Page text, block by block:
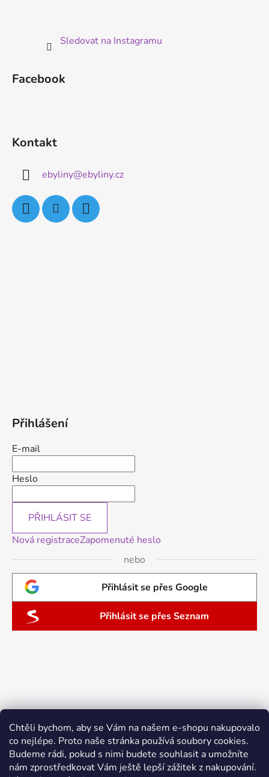
Chtěli bychom, aby se Vám na našem e-shopu nakupovalo
co nejlépe. Proto naše stránka používá soubory cookies.
Budeme rádi, pokud s nimi budete souhlasit a umožníte
nám zprostředkovat Vám ještě lepší zážitek z nakupování.
Sledovat na Instagramu
Facebook
Kontakt
ebyliny@ebyliny.cz
Přihlášení
E-mail
Heslo
PŘIHLÁSIT SE
Nová registraceZapomenuté heslo
nebo
Přihlásit se přes Google
Přihlásit se přes Seznam